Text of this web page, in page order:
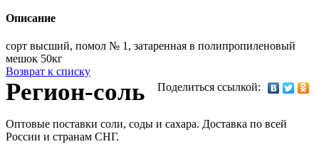
Описание
сорт высший, помол № 1, затаренная в полипропиленовый
мешок 50кг
Возврат к списку
Поделиться ссылкой:
Регион-соль
Оптовые поставки соли, соды и сахара. Доставка по всей
России и странам СНГ.